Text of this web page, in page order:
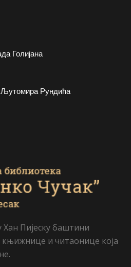
Голијана
Љутомира Рундића
Пијеску баштини
и читаонице која